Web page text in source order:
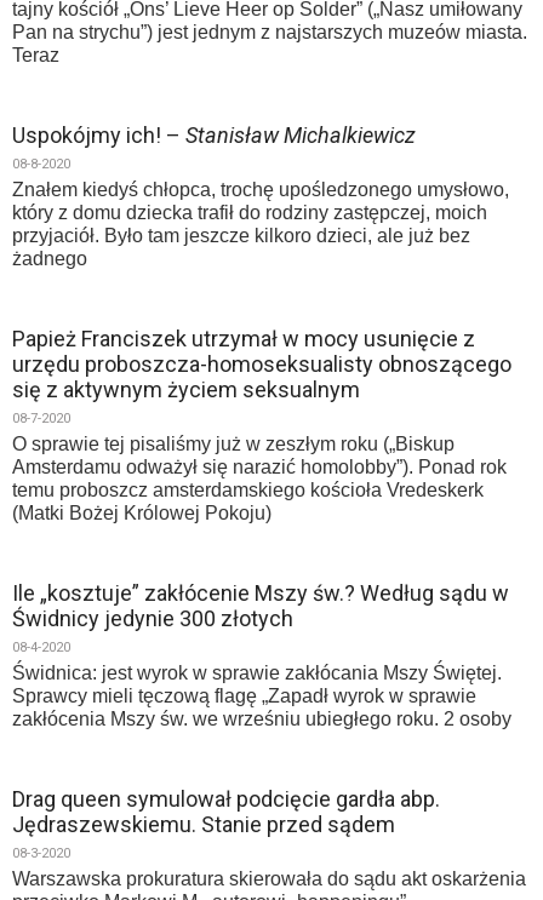
tajny kościół „Ons’ Lieve Heer op Solder” („Nasz umiłowany
Pan na strychu”) jest jednym z najstarszych muzeów miasta.
Teraz
Uspokójmy ich! – Stanisław Michalkiewicz
08-8-2020
Znałem kiedyś chłopca, trochę upośledzonego umysłowo,
który z domu dziecka trafił do rodziny zastępczej, moich
przyjaciół. Było tam jeszcze kilkoro dzieci, ale już bez
żadnego
Papież Franciszek utrzymał w mocy usunięcie z
urzędu proboszcza-homoseksualisty obnoszącego
się z aktywnym życiem seksualnym
08-7-2020
O sprawie tej pisaliśmy już w zeszłym roku („Biskup
Amsterdamu odważył się narazić homolobby”). Ponad rok
temu proboszcz amsterdamskiego kościoła Vredeskerk
(Matki Bożej Królowej Pokoju)
Ile „kosztuje” zakłócenie Mszy św.? Według sądu w
Świdnicy jedynie 300 złotych
08-4-2020
Świdnica: jest wyrok w sprawie zakłócania Mszy Świętej.
Sprawcy mieli tęczową flagę „Zapadł wyrok w sprawie
zakłócenia Mszy św. we wrześniu ubiegłego roku. 2 osoby
Drag queen symulował podcięcie gardła abp.
Jędraszewskiemu. Stanie przed sądem
08-3-2020
Warszawska prokuratura skierowała do sądu akt oskarżenia